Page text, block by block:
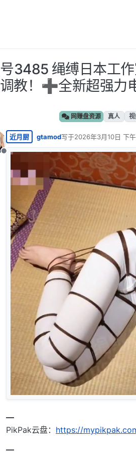
3485 绳缚日本工
教！➕全新超强
网赚盘资源 真人
离线
近月厨 gtamod写于2026年3月10日 下
最后由 编辑
━
PikPak云盘： https://